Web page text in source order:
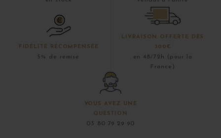
FIDÉLITÉ RÉCOMPENSÉE
5% de remise
LIVRAISON OFFERTE DÈS
300€
en 48/72h (pour la
France)
VOUS AVEZ UNE
QUESTION
03 80 79 29 90